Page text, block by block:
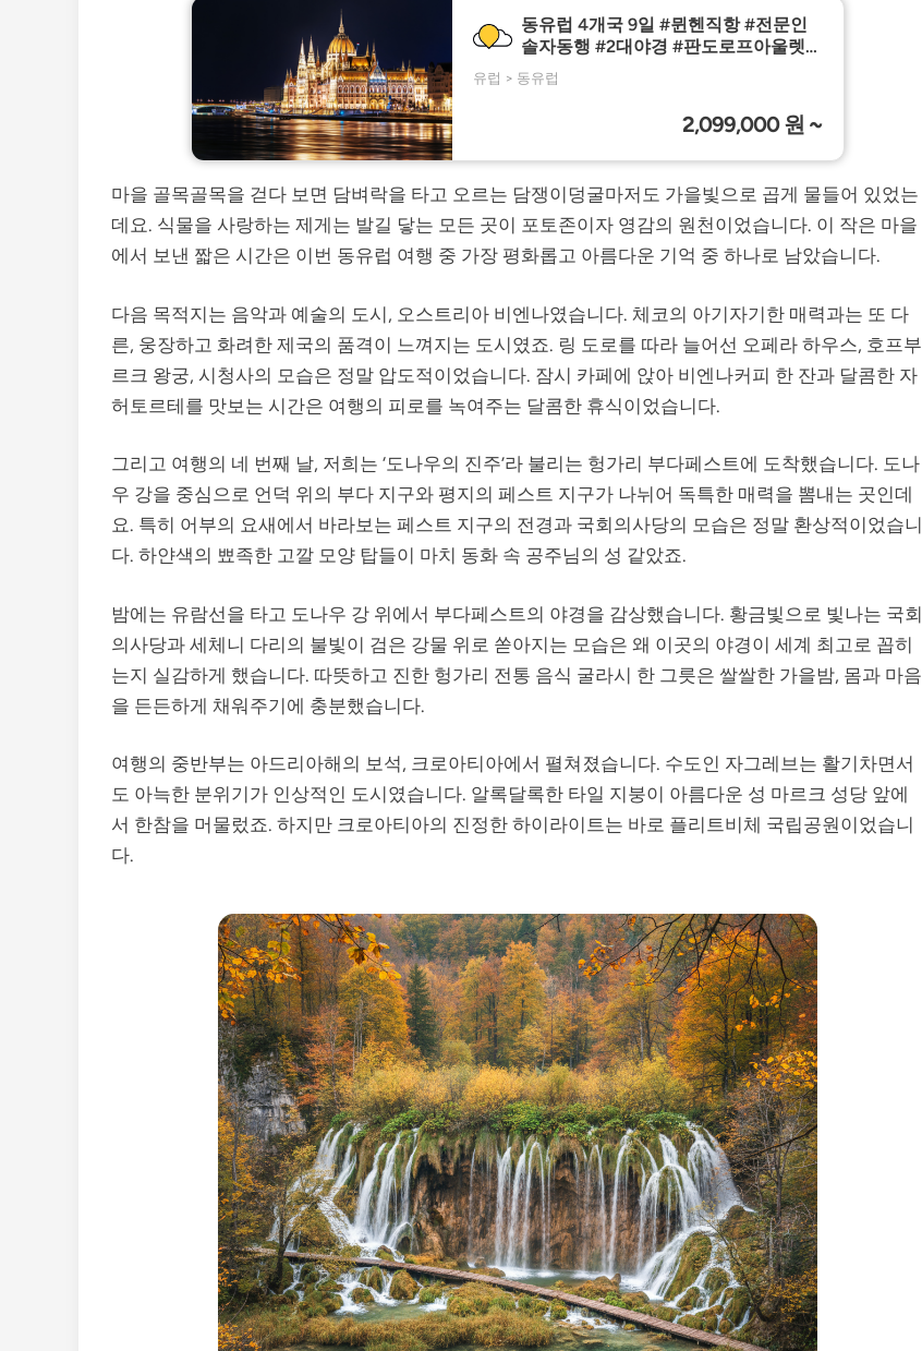
마을 골목골목을 걷다 보면 담벼락을 타고 오르는 담쟁이덩굴마저도 가을빛으로 곱게 물들어 있었는
데요. 식물을 사랑하는 제게는 발길 닿는 모든 곳이 포토존이자 영감의 원천이었습니다. 이 작은 마을
에서 보낸 짧은 시간은 이번 동유럽 여행 중 가장 평화롭고 아름다운 기억 중 하나로 남았습니다.
다음 목적지는 음악과 예술의 도시, 오스트리아 비엔나였습니다. 체코의 아기자기한 매력과는 또 다
른, 웅장하고 화려한 제국의 품격이 느껴지는 도시였죠. 링 도로를 따라 늘어선 오페라 하우스, 호프부
르크 왕궁, 시청사의 모습은 정말 압도적이었습니다. 잠시 카페에 앉아 비엔나커피 한 잔과 달콤한 자
허토르테를 맛보는 시간은 여행의 피로를 녹여주는 달콤한 휴식이었습니다.
그리고 여행의 네 번째 날, 저희는 ‘도나우의 진주’라 불리는 헝가리 부다페스트에 도착했습니다. 도나
우 강을 중심으로 언덕 위의 부다 지구와 평지의 페스트 지구가 나뉘어 독특한 매력을 뽐내는 곳인데
요. 특히 어부의 요새에서 바라보는 페스트 지구의 전경과 국회의사당의 모습은 정말 환상적이었습니
다. 하얀색의 뾰족한 고깔 모양 탑들이 마치 동화 속 공주님의 성 같았죠.
밤에는 유람선을 타고 도나우 강 위에서 부다페스트의 야경을 감상했습니다. 황금빛으로 빛나는 국회
의사당과 세체니 다리의 불빛이 검은 강물 위로 쏟아지는 모습은 왜 이곳의 야경이 세계 최고로 꼽히
는지 실감하게 했습니다. 따뜻하고 진한 헝가리 전통 음식 굴라시 한 그릇은 쌀쌀한 가을밤, 몸과 마음
을 든든하게 채워주기에 충분했습니다.
여행의 중반부는 아드리아해의 보석, 크로아티아에서 펼쳐졌습니다. 수도인 자그레브는 활기차면서
도 아늑한 분위기가 인상적인 도시였습니다. 알록달록한 타일 지붕이 아름다운 성 마르크 성당 앞에
서 한참을 머물렀죠. 하지만 크로아티아의 진정한 하이라이트는 바로 플리트비체 국립공원이었습니
다.